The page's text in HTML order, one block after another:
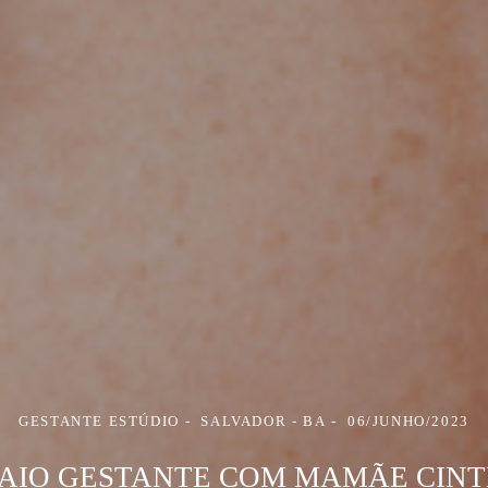
GESTANTE ESTÚDIO SALVADOR - BA 06/JUNHO/2023
GESTANTE COM MAMÃE